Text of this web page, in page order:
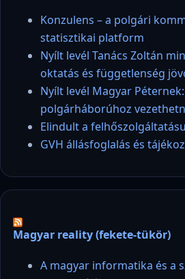
Konzulens – a polgári
statisztikai platform
Nyílt levél Tanács Zoltán
oktatás és függetlenség
Nyílt levél Magyar
polgárháborúhoz
Elindult a
GVH állásfoglalás és
Magyar reality (fekete-tükör)
A magyar informatika és a